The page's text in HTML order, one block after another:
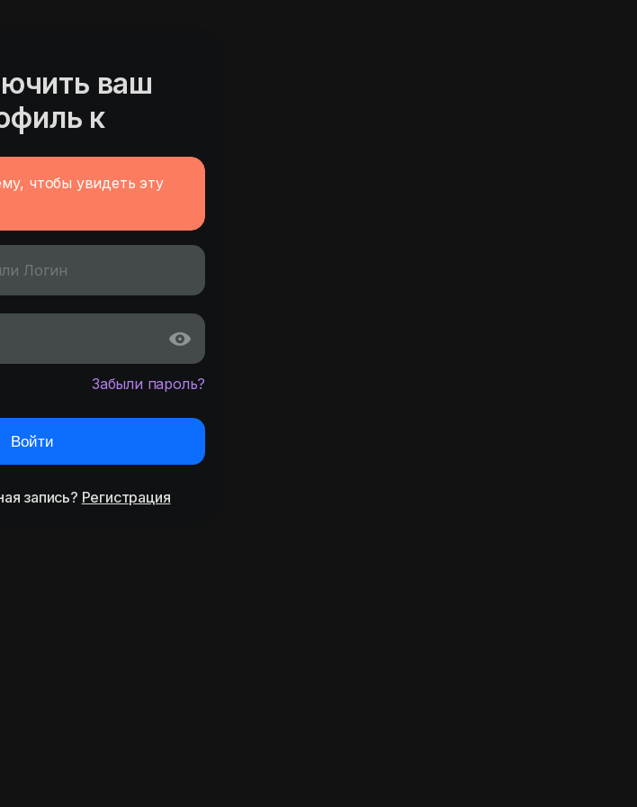
ваш
к
чтобы увидеть эту
Забыли пароль?
Войти
запись? Регистрация